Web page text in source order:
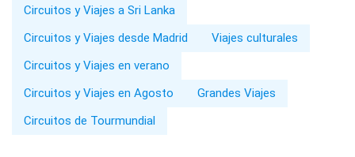
Circuitos y Viajes a Sri Lanka
Circuitos y Viajes desde Madrid
Viajes culturales
Circuitos y Viajes en verano
Circuitos y Viajes en Agosto
Grandes Viajes
Circuitos de Tourmundial